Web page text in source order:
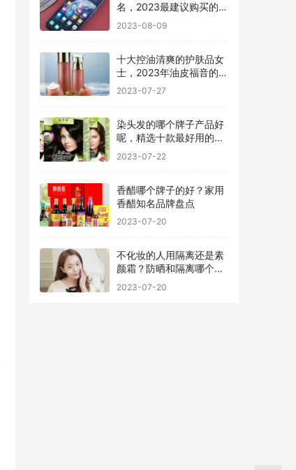
名，2023最建议购买的5
款手机
2023-08-09
十大控油清爽的护肤品女
士，2023年油皮福音的护
肤品有哪些
2023-07-27
染头发的哪个牌子产品好
呢，精选十款最好用的染
发剂品牌
2023-07-22
香醋哪个牌子的好？家用
香醋知名品牌盘点
2023-07-20
不化妆的人用隔离还是素
颜霜？防晒和隔离哪个先
用最好
2023-07-20